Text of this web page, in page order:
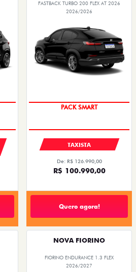
FASTBACK TURBO 200 FLEX AT 2026
2026/2026
PACK SMART
TAXISTA
De: R$ 126.990,00
R$ 100.990,00
Quero agora!
NOVA FIORINO
FIORINO ENDURANCE 1.3 FLEX
2026/2027